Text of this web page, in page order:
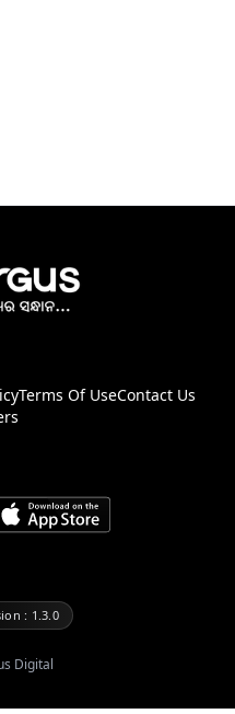
Terms Of UseContact Us
: 1.3.0
Digital